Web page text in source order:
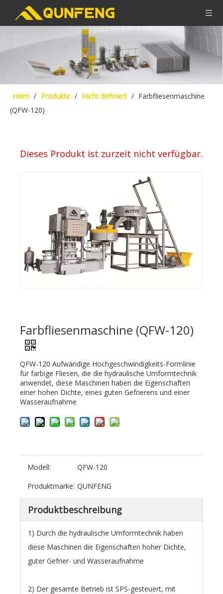
Heim / Produkte / Nicht definiert / Farbfliesenmaschine
(QFW-120)
Dieses Produkt ist zurzeit nicht verfügbar.
Farbfliesenmaschine (QFW-120)
QFW-120 Aufwändige Hochgeschwindigkeits-Formlinie
für farbige Fliesen, die die hydraulische Umformtechnik
anwendet, diese Maschinen haben die Eigenschaften
einer hohen Dichte, eines guten Gefrierens und einer
Wasseraufnahme
Modell:
QFW-120
Produktmarke: QUNFENG
Produktbeschreibung
1) Durch die hydraulische Umformtechnik haben
diese Maschinen die Eigenschaften hoher Dichte,
guter Gefrier- und Wasseraufnahme
2) Der gesamte Betrieb ist SPS-gesteuert, mit